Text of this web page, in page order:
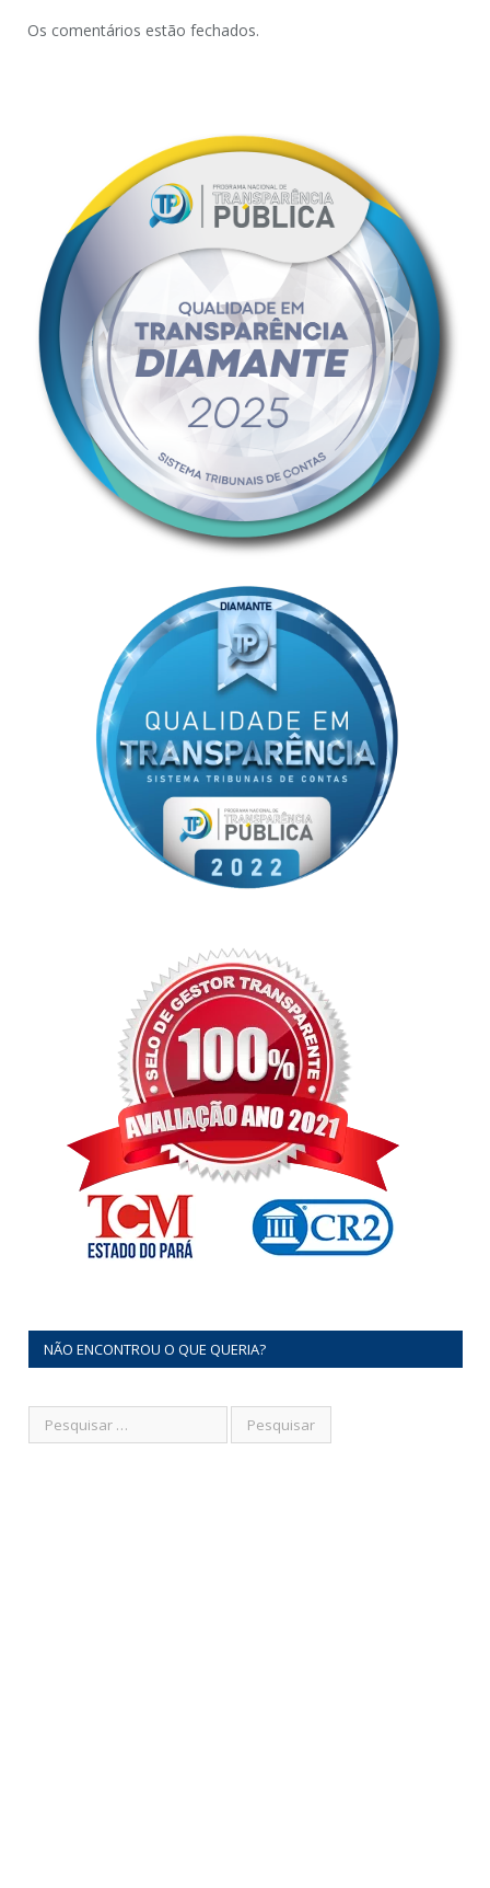
Os comentários estão fechados.
NÃO ENCONTROU O QUE QUERIA?